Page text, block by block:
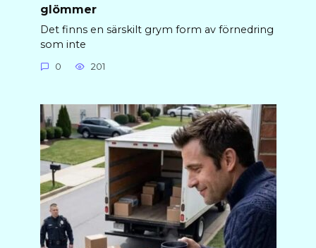
glömmer
Det finns en särskilt grym form av förnedring
som inte
0 201